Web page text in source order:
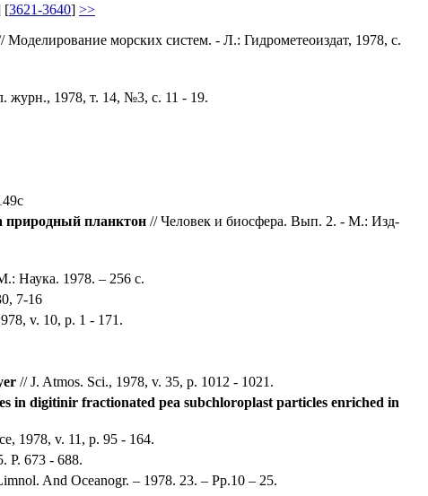
[3621-3640] >>
Моделирование морских систем. - Л.: Гидрометеоиздат, 1978, с.
журн., 1978, т. 14, №3, с. 11 - 19.
природный планктон // Человек и биосфера. Вып. 2. - М.: Изд-
Наука. 1978. – 256 c.
7-16
v. 10, p. 1 - 171.
// J. Atmos. Sci., 1978, v. 35, p. 1012 - 1021.
in digitinir fractionated pea subchloroplast particles enriched in
1978, v. 11, p. 95 - 164.
P. 673 - 688.
And Oceanogr. – 1978. 23. – Pp.10 – 25.